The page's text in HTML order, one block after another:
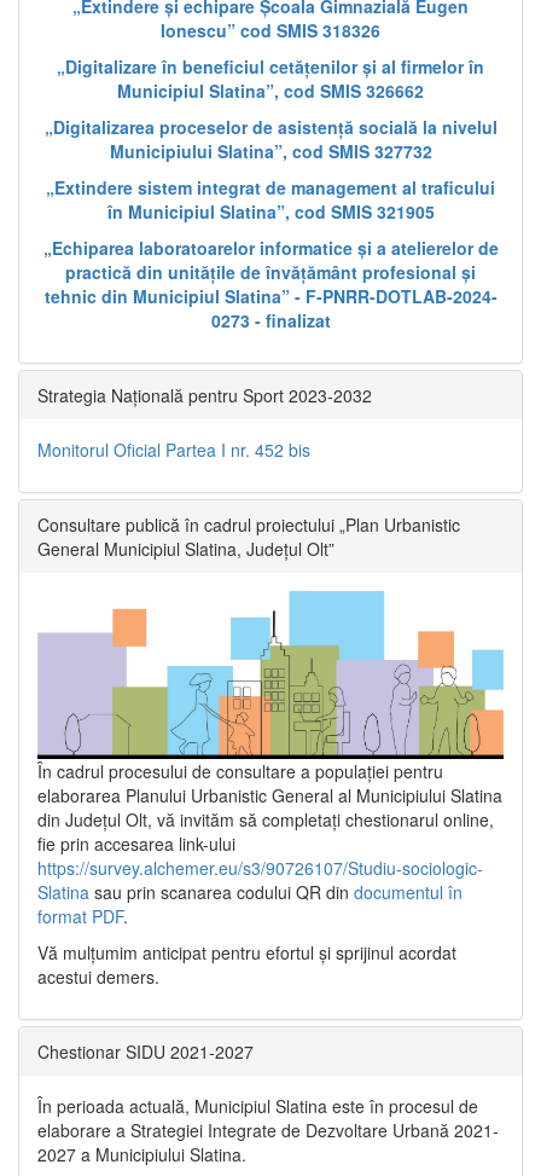
„Extindere și echipare Școala Gimnazială Eugen
Ionescu” cod SMIS 318326
„Digitalizare în beneficiul cetățenilor și al firmelor în
Municipiul Slatina”, cod SMIS 326662
„Digitalizarea proceselor de asistență socială la nivelul
Municipiului Slatina”, cod SMIS 327732
„Extindere sistem integrat de management al traficului
în Municipiul Slatina”, cod SMIS 321905
„Echiparea laboratoarelor informatice și a atelierelor de
practică din unitățile de învățământ profesional și
tehnic din Municipiul Slatina” - F-PNRR-DOTLAB-2024-
0273 - finalizat
Strategia Națională pentru Sport 2023-2032
Monitorul Oficial Partea I nr. 452 bis
Consultare publică în cadrul proiectului „Plan Urbanistic
General Municipiul Slatina, Județul Olt”
În cadrul procesului de consultare a populaţiei pentru
elaborarea Planului Urbanistic General al Municipiului Slatina
din Județul Olt, vă invităm să completați chestionarul online,
fie prin accesarea link-ului
https://survey.alchemer.eu/s3/90726107/Studiu-sociologic-
Slatina sau prin scanarea codului QR din documentul în
format PDF.
Vă mulţumim anticipat pentru efortul şi sprijinul acordat
acestui demers.
Chestionar SIDU 2021-2027
În perioada actuală, Municipiul Slatina este în procesul de
elaborare a Strategiei Integrate de Dezvoltare Urbană 2021‐
2027 a Municipiului Slatina.